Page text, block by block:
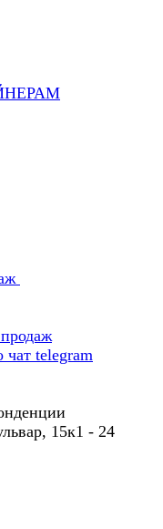
чат telegram
15к1 - 24